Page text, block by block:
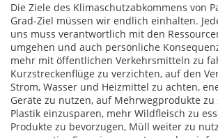
Die Ziele des Klimaschutzabkommens von
Grad-Ziel müssen wir endlich einhalten.
uns muss verantwortlich mit den
umgehen und auch persönliche
mehr mit öffentlichen Verkehrsmitteln zu
Kurzstreckenflüge zu verzichten, auf den
Strom, Wasser und Heizmittel zu achten,
Geräte zu nutzen, auf Mehrwegprodukte
Plastik einzusparen, mehr Wildfleisch zu
Produkte zu bevorzugen, Müll weiter zu